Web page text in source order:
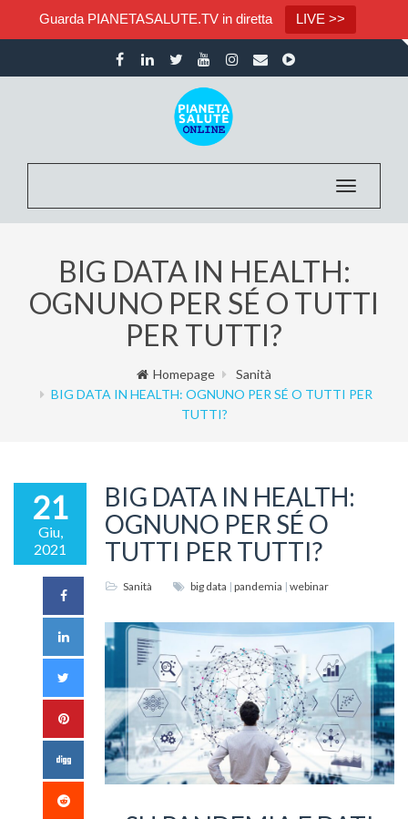
Guarda PIANETASALUTE.TV in diretta LIVE >>
Toggle
BIG DATA IN HEALTH:
OGNUNO PER SÉ O TUTTI
PER TUTTI?
Homepage
Sanità
BIG DATA IN HEALTH: OGNUNO PER SÉ O TUTTI PER
TUTTI?
21
Giu,
2021
BIG DATA IN HEALTH:
OGNUNO PER SÉ O
TUTTI PER TUTTI?
Sanità big data | pandemia | webinar